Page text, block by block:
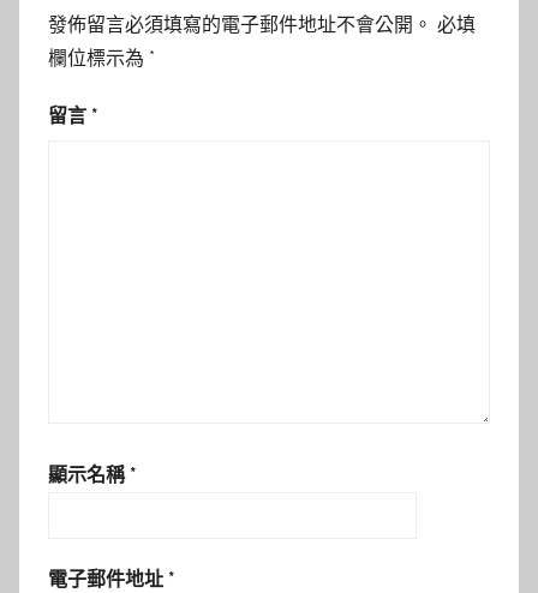
發佈留言必須填寫的電子郵件地址不會公開。 必填
欄位標示為 *
留言 *
顯示名稱 *
電子郵件地址 *